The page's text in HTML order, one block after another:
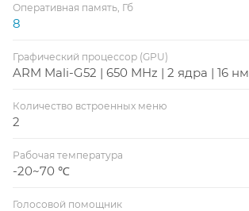
Оперативная память, Гб
8
Графический процессор (GPU)
ARM Mali-G52 | 650 MHz | 2 ядра | 16 нм
Количество встроенных меню
2
Рабочая температура
-20~70 ℃
Голосовой помощник